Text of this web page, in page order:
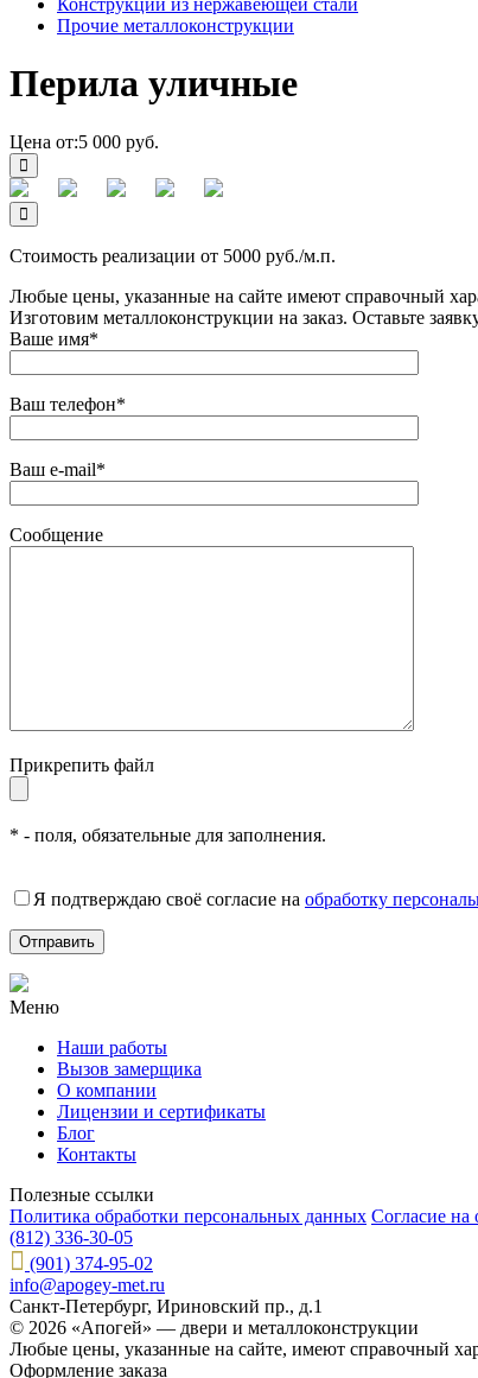
Конструкции из нержавеющей стали
Прочие металлоконструкции
Перила уличные
Цена от:5 000 руб.
Стоимость реализации от 5000 руб./м.п.
Любые цены, указанные на сайте имеют справочный
Изготовим металлоконструкции на заказ. Оставьте
Ваше имя*
Ваш телефон*
Ваш e-mail*
Сообщение
Прикрепить файл
* - поля, обязательные для заполнения.
Я подтверждаю своё согласие на обработку
Меню
Наши работы
Вызов замерщика
О компании
Лицензии и сертификаты
Блог
Контакты
Полезные ссылки
Политика обработки персональных данных Согласие на
(812) 336-30-05
(901) 374-95-02
info@apogey-met.ru
Санкт-Петербург, Ириновский пр., д.1
© 2026 «Апогей» — двери и металлоконструкции
Любые цены, указанные на сайте, имеют справочный
Оформление заказа